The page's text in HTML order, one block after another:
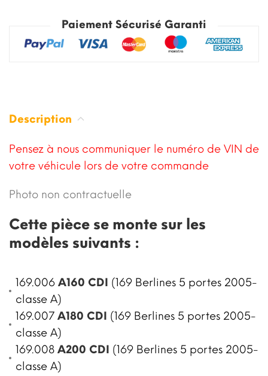
Paiement Sécurisé Garanti
Description
Pensez à nous communiquer le numéro de VIN de
votre véhicule lors de votre commande
Photo non contractuelle
Cette pièce se monte sur les
modèles suivants :
169.006 A160 CDI (169 Berlines 5 portes 2005-
classe A)
169.007 A180 CDI (169 Berlines 5 portes 2005-
classe A)
169.008 A200 CDI (169 Berlines 5 portes 2005-
classe A)